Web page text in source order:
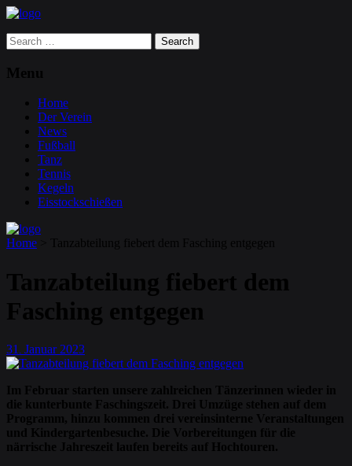
Search
for:
Menu
Home
Der Verein
News
Fußball
Tanz
Tennis
Kegeln
Eisstockschießen
Home Tanzabteilung fiebert dem Fasching entgegen
Tanzabteilung fiebert dem
Fasching entgegen
31 . Januar 2023
Im Februar starten unsere zahlreichen Tänzerinnen wieder in
die kunterbunte Faschingszeit. Drei Umzüge stehen auf dem
Programm, hinzu kommen drei vereinsinterne Veranstaltungen
und Kindergartenbesuche. Die Vorbereitungen für die
närrische Jahreszeit laufen bereits auf Hochtouren.